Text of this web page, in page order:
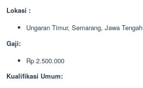
Lokasi :
Ungaran Timur, Semarang, Jawa Tengah
Gaji:
Rp 2.500.000
Kualifikasi Umum: